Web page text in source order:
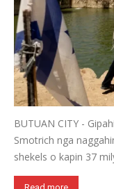
BUTUAN CITY -
Smotrich nga
shekels o kapin 37